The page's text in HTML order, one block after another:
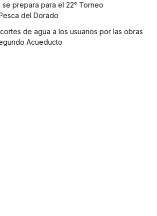
se prepara para el 22° Torneo
del Dorado
de agua a los usuarios por las obras
Acueducto